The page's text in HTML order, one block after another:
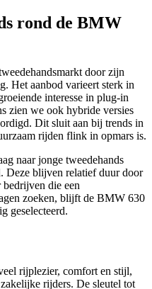
rond de BMW
door zijn
Het aanbod varieert sterk in
interesse in plug-in
zien we ook hybride versies
Dit sluit aan bij trends in
rijden flink in opmars is.
naar jonge tweedehands
Deze blijven relatief duur door
die een
zoeken, blijft de BMW 630
geselecteerd.
rijplezier, comfort en stijl,
rijders. De sleutel tot